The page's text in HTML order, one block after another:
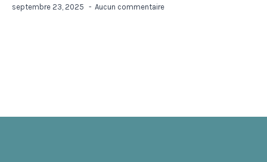
septembre 23, 2025 Aucun commentaire